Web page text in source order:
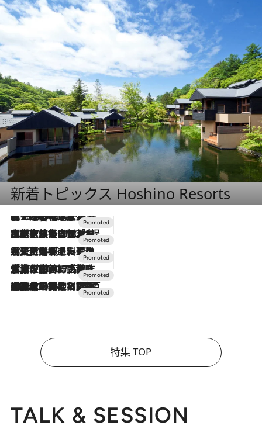
新着トピックス Hoshino Resorts
2026.8.7
【トンボの足水浴】ヒノキの香りに包まれて涼感マックス！約13℃の湧水かけ流しを避暑地「星野温泉 トンボの湯」で体験
2026.7.31
【ホテル帰省】という選択肢をOMOが提案。家族とほどよい距離を保つには「昼は実家、夜は気兼ねなくホテルで！」
2026.7.24
【夏限定ディナーコース】旬を迎える稚鮎や花ズッキーニなどをイタリア・トスカーナの郷土料理の手法で満喫！
2026.7.17
「土佐和ハーブかき氷」がOMO7高知に登場！生姜、山椒、大葉など目にも舌にも涼を呼ぶ郷土の味
2026.7.10
NEW OPEN！【界 草津】名湯の地に誕生。趣の異なる2種の温泉と上州ならではの会席・蕎麦割烹など美食を味わう究極の癒やし旅
特集 TOP
TALK & SESSION